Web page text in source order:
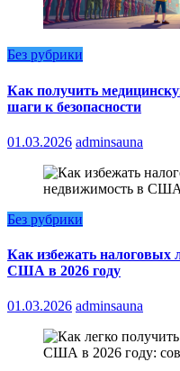
Без рубрики
Как получить
шаги к безопасности
01.03.2026 adminsauna
Без рубрики
Как избежать налоговых
США в 2026 году
01.03.2026 adminsauna